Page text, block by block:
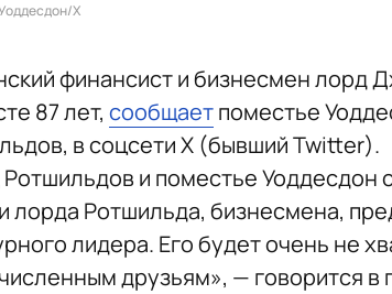
X
финансист и бизнесмен лорд
87 лет, сообщаетпоместье
в соцсети Х (бывший Twitter).
и поместье Уоддесдон
лорда Ротшильда, бизнесмена,
лидера. Его будет очень не
друзьям», — говорится в